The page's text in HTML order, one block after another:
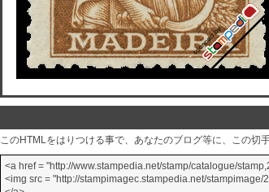
このHTMLをはりつける事で、あなたのブログ等に、この切